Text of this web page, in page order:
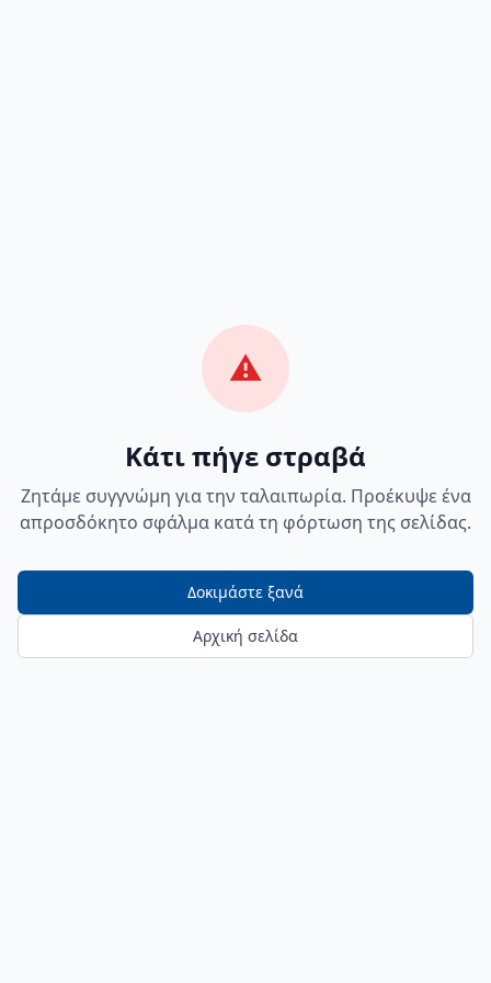
⚠️
Κάτι πήγε στραβά
Ζητάμε συγγνώμη για την ταλαιπωρία. Προέκυψε ένα
απροσδόκητο σφάλμα κατά τη φόρτωση της σελίδας.
Δοκιμάστε ξανά
Αρχική σελίδα